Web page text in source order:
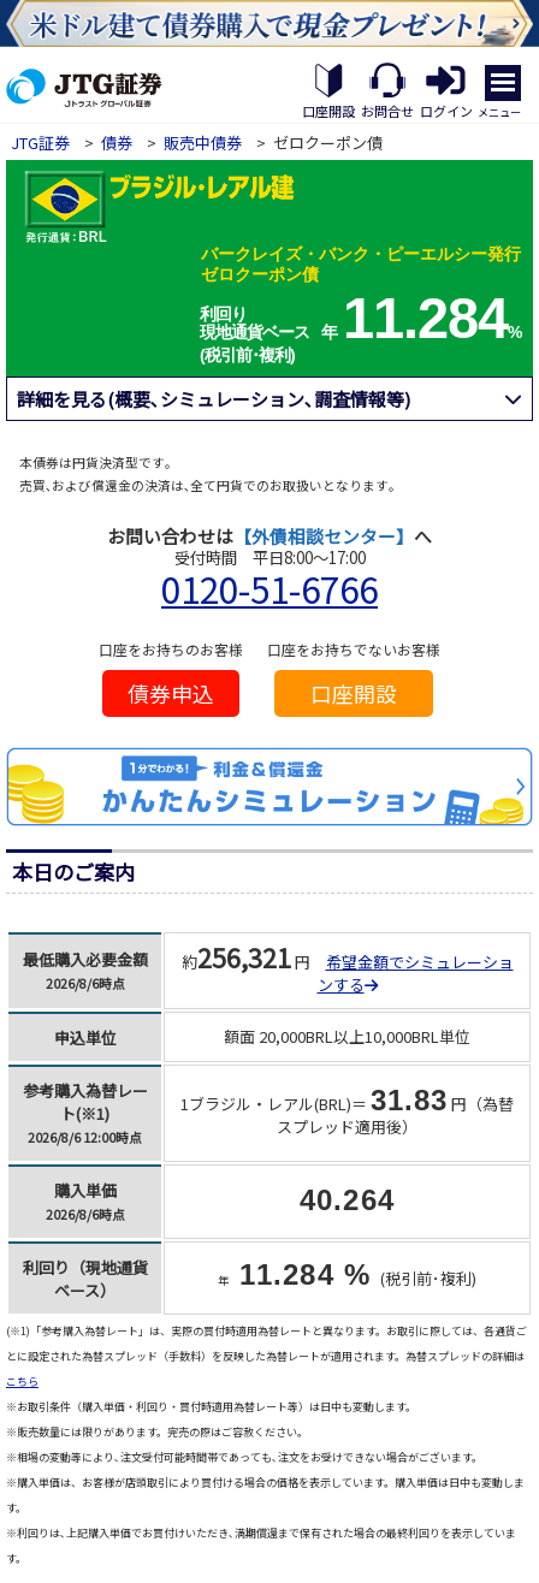
口座開設 お問合せ ログイン
繝｡
繝
九
幕
�
メニュー
JTG証券 > 債券 > 販売中債券 > ゼロクーポン債
バークレイズ・バンク・ピーエルシー発行
ゼロクーポン債
利回り
現地通貨ベース
年 11.284%
(税引前･複利)
詳細を見る(概要､シミュレーション､調査情報等)
本債券は円貨決済型です｡
売買､および償還金の決済は､全て円貨でのお取扱いとなります｡
お問い合わせは 【外債相談センター】 へ
受付時間 平日8:00～17:00
0120-51-6766
口座をお持ちのお客様
債券申込
口座をお持ちでないお客様
口座開設
本日のご案内
最低購入必要金額
2026/8/6時点
約256,321円 希望金額でシミュレーショ
ンする
申込単位 額面 20,000BRL以上10,000BRL単位
参考購入為替レー
ト(※1)
2026/8/6 12:00時点
1ブラジル・レアル(BRL)＝ 31.83 円（為替
スプレッド適用後）
購入単価
2026/8/6時点 40.264
利回り（現地通貨
ベース）
年 11.284 %(税引前･複利)
(※1)「参考購入為替レート」は、実際の買付時適用為替レートと異なります。お取引に際しては、各通貨ご
とに設定された為替スプレッド（手数料）を反映した為替レートが適用されます。為替スプレッドの詳細は
こちら
※お取引条件（購入単価・利回り・買付時適用為替レート等）は日中も変動します。
※販売数量には限りがあります。完売の際はご容赦ください。
※相場の変動等により､注文受付可能時間帯であっても､注文をお受けできない場合がございます。
※購入単価は、お客様が店頭取引により買付ける場合の価格を表示しています。購入単価は日中も変動しま
す。
※利回りは､上記購入単価でお買付けいただき､満期償還まで保有された場合の最終利回りを表示していま
す。